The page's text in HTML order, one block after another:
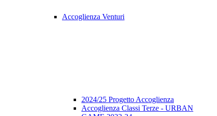
Accoglienza Venturi
2024/25 Progetto Accoglienza
Accoglienza Classi Terze - URBAN